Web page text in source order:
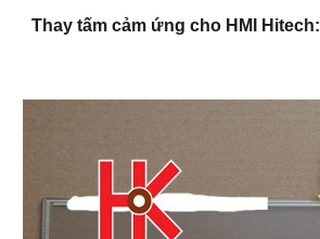
Thay tấm cảm ứng cho HMI Hitech: